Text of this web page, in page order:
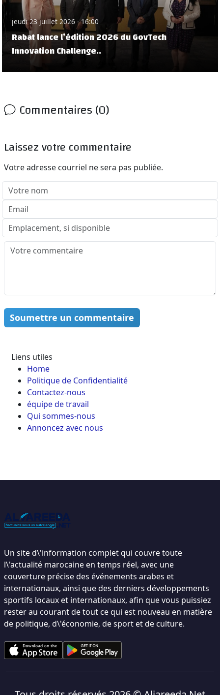
jeudi 23 juillet 2026 - 16:00
Rabat lance l’édition 2026 du GovTech
Innovation Challenge..
Commentaires (0)
Laissez votre commentaire
Votre adresse courriel ne sera pas publiée.
Soumettre un commentaire
Liens utiles
Home
Politique de Confidentialité
Contactez-nous
équipe de travail
Qui sommes-nous
Annoncez avec nous
Un site d\'information complet qui couvre toute
l\'actualité marocaine en temps réel, avec une
couverture précise des événements arabes et
internationaux, ainsi que des derniers développements
sportifs locaux et internationaux, afin que vous puissiez
rester au courant de tout ce qui est nouveau en matière
de politique, d\'économie, de sport et de culture.